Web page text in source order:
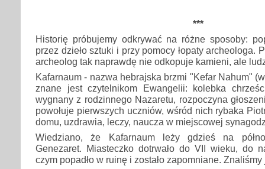
***
Historię próbujemy odkrywać na różne sposoby:
przez dzieło sztuki i przy pomocy łopaty archeologa.
archeolog tak naprawdę nie odkopuje kamieni, ale
Kafarnaum - nazwa hebrajska brzmi "Kefar Nahum"
znane jest czytelnikom Ewangelii: kolebka
wygnany z rodzinnego Nazaretu, rozpoczyna
powołuje pierwszych uczniów, wśród nich rybaka
domu, uzdrawia, leczy, naucza w miejscowej
Wiedziano, że Kafarnaum leży gdzieś na
Genezaret. Miasteczko dotrwało do VII wieku, do
czym popadło w ruinę i zostało zapomniane.